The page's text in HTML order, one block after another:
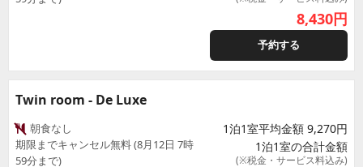
8,430円
予約する
Twin room - De Luxe
朝食なし
期限までキャンセル無料 (8月12日 7時
59分まで)
1泊1室平均金額 9,270円
1泊1室の合計金額
(※税金・サービス料込み)